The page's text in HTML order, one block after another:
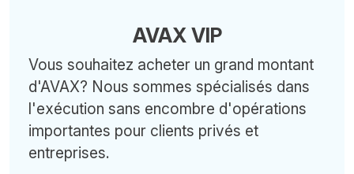
AVAX VIP
Vous souhaitez acheter un grand montant
d'AVAX? Nous sommes spécialisés dans
l'exécution sans encombre d'opérations
importantes pour clients privés et
entreprises.